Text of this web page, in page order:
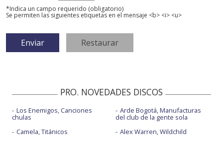
*Indica un campo requerido (obligatorio)
Se permiten las siguientes etiquetas en el mensaje <b> <i> <u>
PRO. NOVEDADES DISCOS
Los Enemigos, Canciones
chulas
Camela, Titánicos
Arde Bogotá, Manufacturas
del club de la gente sola
Alex Warren, Wildchild